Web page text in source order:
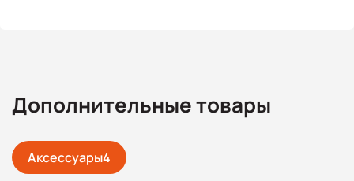
Дополнительные товары
Аксессуары4